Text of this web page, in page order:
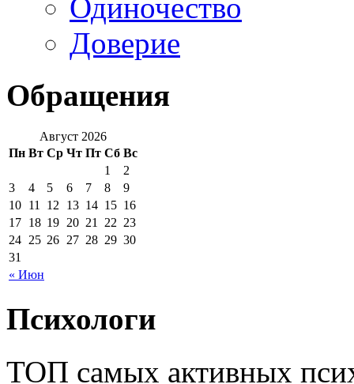
Одиночество
Доверие
Обращения
Август 2026
Пн Вт Ср Чт Пт Сб Вс
« Июн
1
2
3
4 5 6 7 8
9
10 11 12 13 14 15 16
17 18 19 20 21 22 23
24 25 26 27 28 29 30
31
Психологи
ТОП самых активных